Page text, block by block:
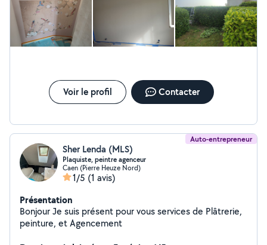
Voir le profil Contacter
Auto-entrepreneur
Sher Lenda (MLS)
Plaquiste, peintre agenceur
Caen (Pierre Heuze Nord)
1/5 (1 avis)
Présentation
Bonjour Je suis présent pour vous services de Plâtrerie,
peinture, et Agencement